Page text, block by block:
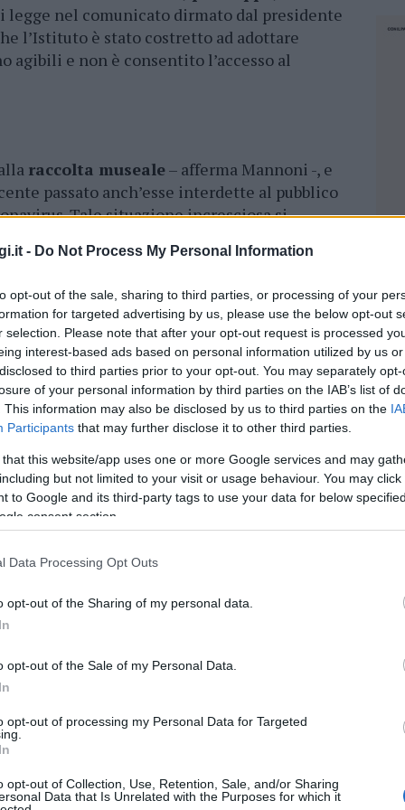
- Do Not Process My Personal Information
opt-out of the sale, sharing to third parties, or processing of your
for targeted advertising by us, please use the below opt-out
selection. Please note that after your opt-out request is processed
interest-based ads based on personal information utilized by us
to third parties prior to your opt-out. You may separately
of your personal information by third parties on the IAB’s list of
This information may also be disclosed by us to third parties on the
Participants that may further disclose it to other third parties.
that this website/app uses one or more Google services and may
but not limited to your visit or usage behaviour. You may
to Google and its third-party tags to use your data for below
consent section.
Data Processing Opt Outs
opt-out of the Sharing of my personal data.
opt-out of the Sale of my Personal Data.
opt-out of processing my Personal Data for Targeted
opt-out of Collection, Use, Retention, Sale, and/or Sharing
Data that Is Unrelated with the Purposes for which it
legge nel comunicato dirmato dal presidente
l’Istituto è stato costretto ad adottare
agibili e non è consentito l’accesso al
raccolta museale– afferma Mannoni -, e
passato anch’esse interdette al pubblico
Tale situazione incresciosa si
di svolgere le sue tradizionali
che attualmente dispone di circa5000
proprietà, alle visite alla raccolta
dotale di un esauriente catalogo e
raccolta diconchiglie scientificamente
una giornata dedicata alla ricerca
di reperti archeologici unici. Tutti
di San Teodoro, nelle sue acque e in quelle
da intensi traffici commerciali, essendo un
negli scambi con il continente,
anche un tesoretto di monete di
Il più antico reperto è un’
dalla città punica di Olbia, maggior porto
dal 350 a.C.
grazie alle idee dell’Istituto Icimar
il futuro.
all’Istituto di formulare progetti ed
regionali e statali per cui le sue casse
costretto a licenziare la segretaria, in